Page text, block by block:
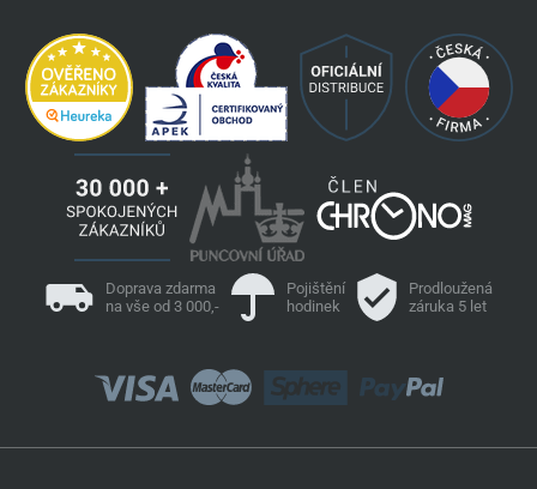
Doprava zdarma
na vše od 3 000,-
Pojištění
hodinek
Prodloužená
záruka 5 let